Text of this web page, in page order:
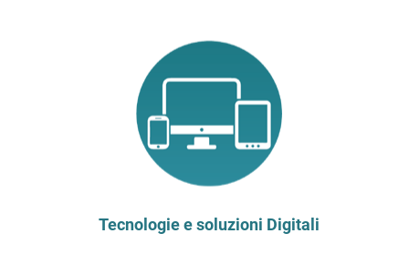
Tecnologie e soluzioni Digitali